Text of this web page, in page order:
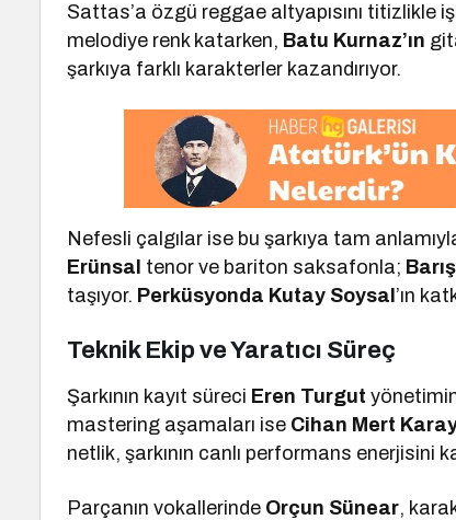
Sattas’a özgü reggae altyapısını titizlikle
melodiye renk katarken, Batu Kurnaz’ın
şarkıya farklı karakterler kazandırıyor.
Nefesli çalgılar ise bu şarkıya tam
Erünsal tenor ve bariton saksafonla;
taşıyor. Perküsyonda Kutay Soysal’ın
Teknik Ekip ve Yaratıcı Süreç
Şarkının kayıt süreci Eren Turgut
mastering aşamaları ise Cihan Mert
netlik, şarkının canlı performans enerjisini
Parçanın vokallerinde Orçun Sünear,